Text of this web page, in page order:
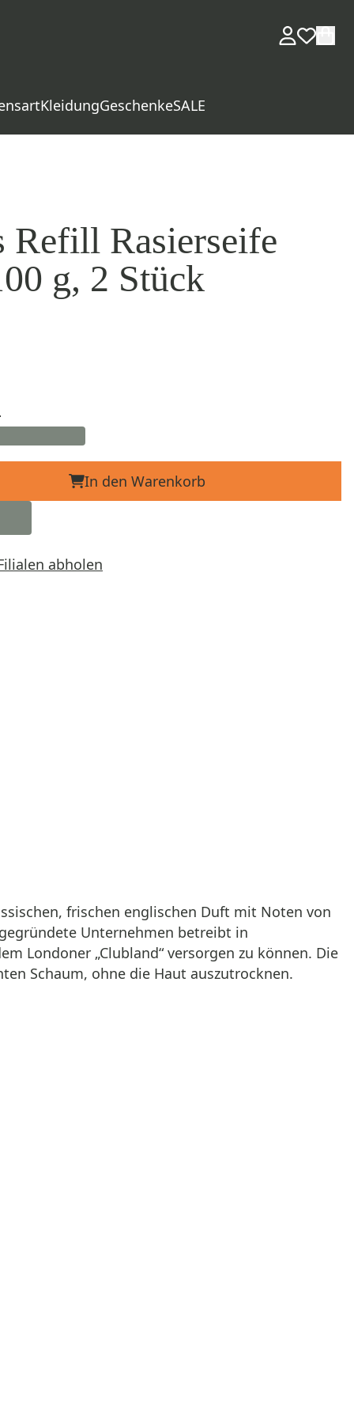
KleidungGeschenkeSALE
Refill Rasierseife
g, 2 Stück
In den Warenkorb
abholen
frischen englischen Duft mit Noten von
gegründete Unternehmen betreibt in
Londoner „Clubland“ versorgen zu können. Die
Schaum, ohne die Haut auszutrocknen.